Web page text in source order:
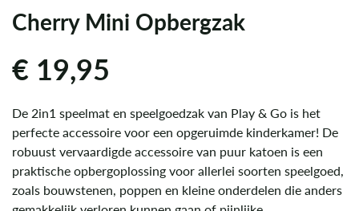
Cherry Mini Opbergzak
€ 19,95
De 2in1 speelmat en speelgoedzak van Play & Go is het
perfecte accessoire voor een opgeruimde kinderkamer! De
robuust vervaardigde accessoire van puur katoen is een
praktische opbergoplossing voor allerlei soorten speelgoed,
zoals bouwstenen, poppen en kleine onderdelen die anders